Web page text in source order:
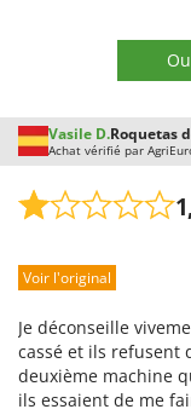
actions
et adaptée. Nous
avons envoyé un
résolu ce problème
Cordialement,
Vasile D.Roquetas
Achat vérifié par
Prestations
Qualité / Prix
Facilité de montage
Voir l'original
Je déconseille
cassé et ils refusent
deuxième machine
ils essaient de me